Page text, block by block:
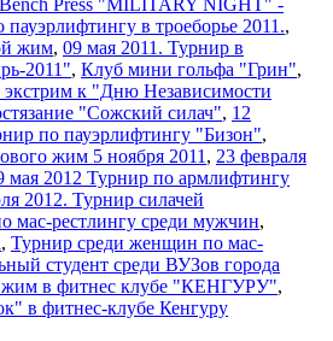
в троеборье 2011.,
жим, 09 мая 2011. Турнир в
2011", Клуб мини гольфа "Грин",
к "Дню Независимости
"Сожский силач", 12
по пауэрлифтингу "Бизон",
жим 5 ноября 2011 , 23 февраля
мая 2012 Турнир по армлифтингу
2012. Турнир силачей
мас-рестлингу среди мужчин,
, Турнир среди женщин по мас-
студент среди ВУЗов города
жим в фитнес клубе "КЕНГУРУ",
в фитнес-клубе Кенгуру